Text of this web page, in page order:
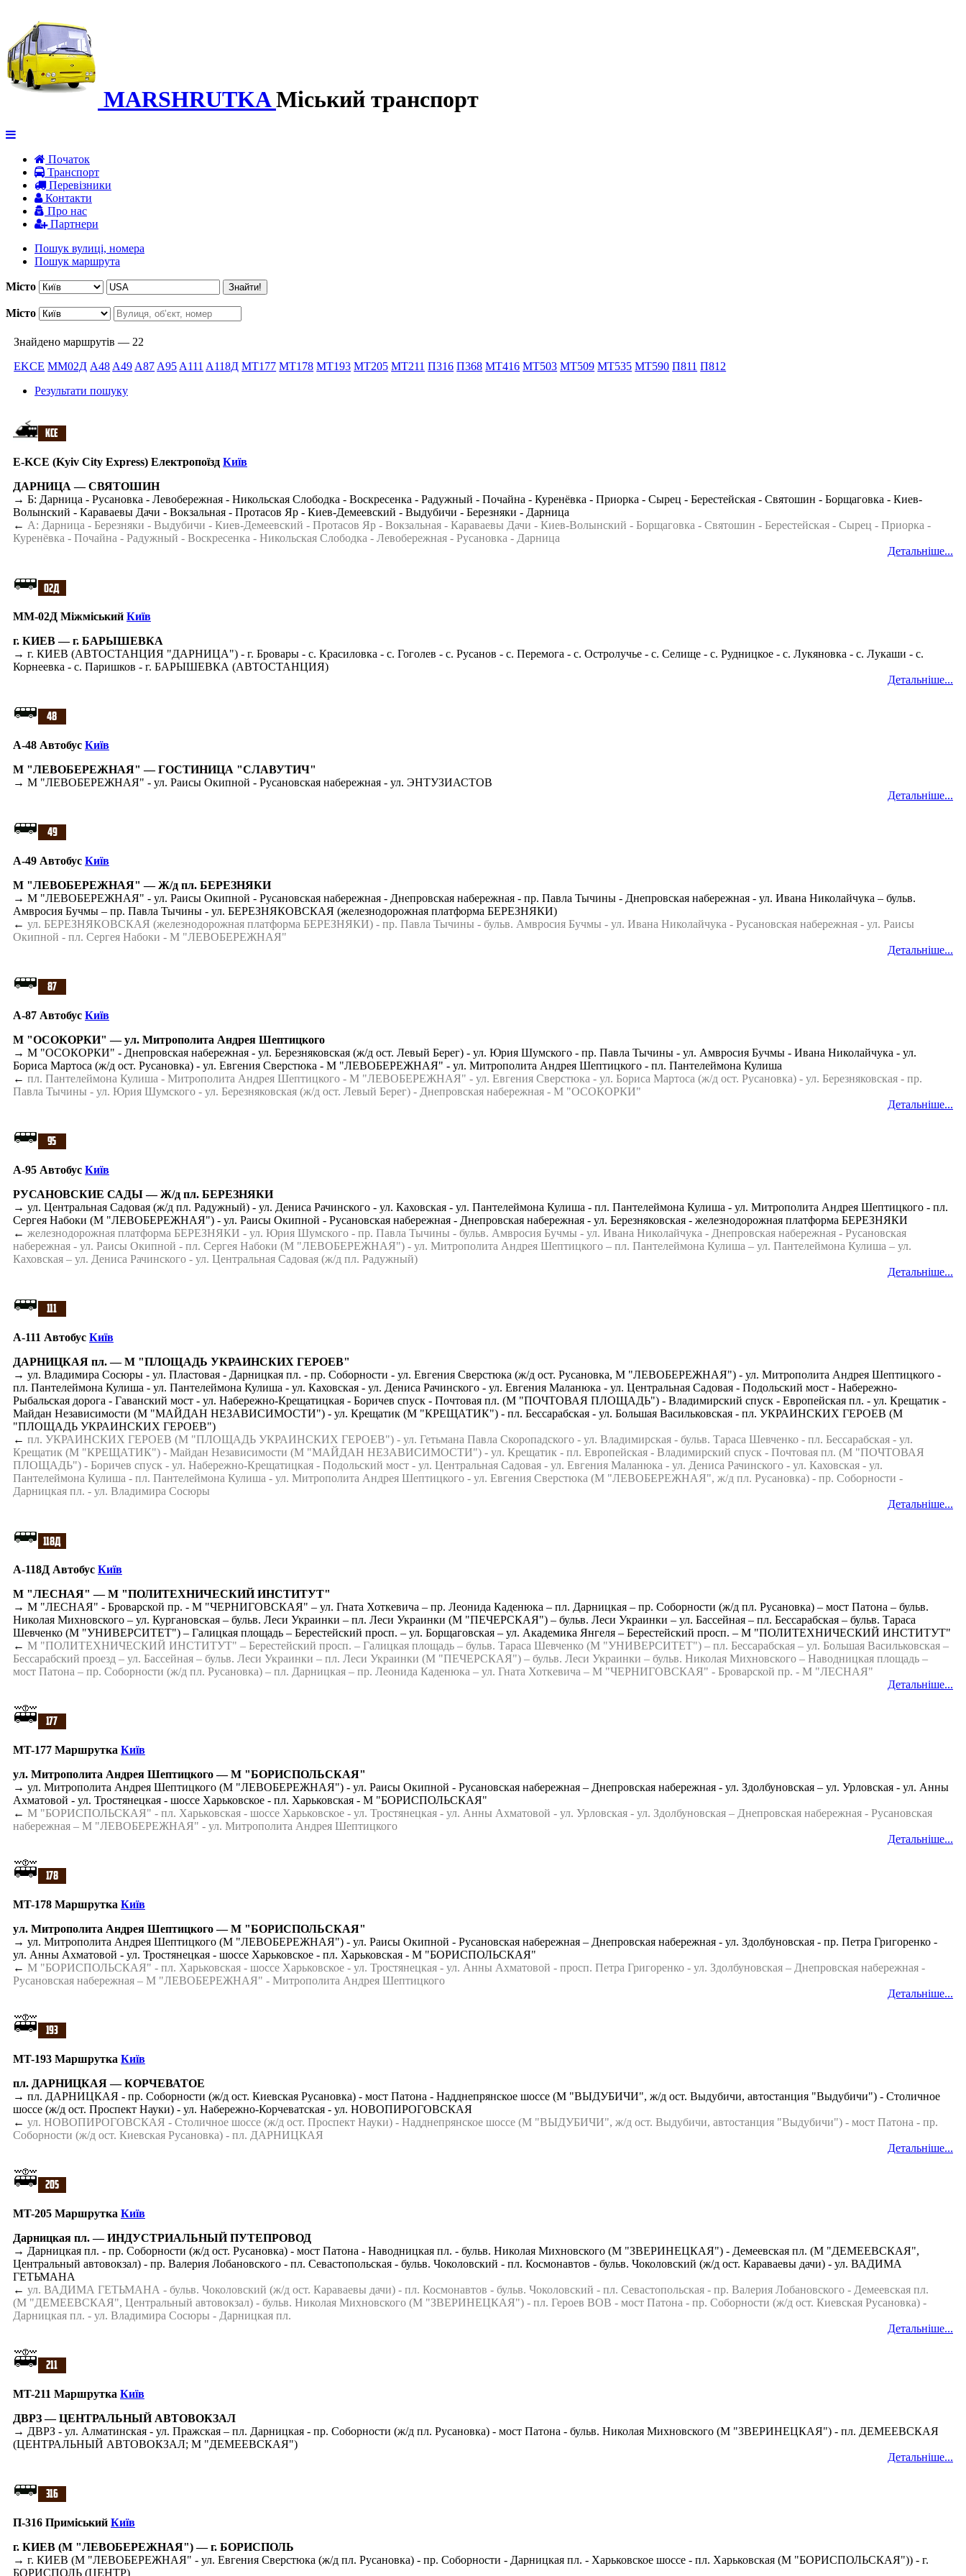
MARSHRUTKA Міський транспорт
Початок
Транспорт
Перевiзники
Контакти
Про нас
Партнери
Пошук вулиці, номера
Пошук маршрута
Місто Знайти!
Місто
Знайдено маршрутів — 22
ЕKCE ММ02Д A48 A49 A87 A95 A111 A118Д MT177 MT178 MT193 MT205 MT211 П316 П368 MT416 MT503 MT509 MT535 MT590 П811 П812
Результати пошуку
Е-KCE (Kyiv City Express) Електропоїзд Київ
ДАРНИЦА — СВЯТОШИН
→ Б: Дарница - Русановка - Левобережная - Никольская Слободка - Воскресенка - Радужный - Почайна - Куренёвка - Приорка - Сырец - Берестейская - Святошин - Борщаговка - Киев-
Волынский - Караваевы Дачи - Вокзальная - Протасов Яр - Киев-Демеевский - Выдубичи - Березняки - Дарница
← А: Дарница - Березняки - Выдубичи - Киев-Демеевский - Протасов Яр - Вокзальная - Караваевы Дачи - Киев-Волынский - Борщаговка - Святошин - Берестейская - Сырец - Приорка -
Куренёвка - Почайна - Радужный - Воскресенка - Никольская Слободка - Левобережная - Русановка - Дарница
Детальніше...
ММ-02Д Міжміський Київ
г. КИЕВ — г. БАРЫШЕВКА
→ г. КИЕВ (АВТОСТАНЦИЯ "ДАРНИЦА") - г. Бровары - с. Красиловка - с. Гоголев - с. Русанов - с. Перемога - с. Остролучье - с. Селище - с. Рудницкое - с. Лукяновка - с. Лукаши - с.
Корнеевка - с. Паришков - г. БАРЫШЕВКА (АВТОСТАНЦИЯ)
Детальніше...
A-48 Автобус Київ
М "ЛЕВОБЕРЕЖНАЯ" — ГОСТИНИЦА "СЛАВУТИЧ"
→ М "ЛЕВОБЕРЕЖНАЯ" - ул. Раисы Окипной - Русановская набережная - ул. ЭНТУЗИАСТОВ
Детальніше...
A-49 Автобус Київ
М "ЛЕВОБЕРЕЖНАЯ" — Ж/д пл. БЕРЕЗНЯКИ
→ М "ЛЕВОБЕРЕЖНАЯ" - ул. Раисы Окипной - Русановская набережная - Днепровская набережная - пр. Павла Тычины - Днепровская набережная - ул. Ивана Николайчука – бульв.
Амвросия Бучмы – пр. Павла Тычины - ул. БЕРЕЗНЯКОВСКАЯ (железнодорожная платформа БЕРЕЗНЯКИ)
← ул. БЕРЕЗНЯКОВСКАЯ (железнодорожная платформа БЕРЕЗНЯКИ) - пр. Павла Тычины - бульв. Амвросия Бучмы - ул. Ивана Николайчука - Русановская набережная - ул. Раисы
Окипной - пл. Сергея Набоки - М "ЛЕВОБЕРЕЖНАЯ"
Детальніше...
A-87 Автобус Київ
М "ОСОКОРКИ" — ул. Митрополита Андрея Шептицкого
→ М "ОСОКОРКИ" - Днепровская набережная - ул. Березняковская (ж/д ост. Левый Берег) - ул. Юрия Шумского - пр. Павла Тычины - ул. Амвросия Бучмы - Ивана Николайчука - ул.
Бориса Мартоса (ж/д ост. Русановка) - ул. Евгения Сверстюка - М "ЛЕВОБЕРЕЖНАЯ" - ул. Митрополита Андрея Шептицкого - пл. Пантелеймона Кулиша
← пл. Пантелеймона Кулиша - Митрополита Андрея Шептицкого - М "ЛЕВОБЕРЕЖНАЯ" - ул. Евгения Сверстюка - ул. Бориса Мартоса (ж/д ост. Русановка) - ул. Березняковская - пр.
Павла Тычины - ул. Юрия Шумского - ул. Березняковская (ж/д ост. Левый Берег) - Днепровская набережная - М "ОСОКОРКИ"
Детальніше...
A-95 Автобус Київ
РУСАНОВСКИЕ САДЫ — Ж/д пл. БЕРЕЗНЯКИ
→ ул. Центральная Садовая (ж/д пл. Радужный) - ул. Дениса Рачинского - ул. Каховская - ул. Пантелеймона Кулиша - пл. Пантелеймона Кулиша - ул. Митрополита Андрея Шептицкого - пл.
Сергея Набоки (М "ЛЕВОБЕРЕЖНАЯ") - ул. Раисы Окипной - Русановская набережная - Днепровская набережная - ул. Березняковская - железнодорожная платформа БЕРЕЗНЯКИ
← железнодорожная платформа БЕРЕЗНЯКИ - ул. Юрия Шумского - пр. Павла Тычины - бульв. Амвросия Бучмы - ул. Ивана Николайчука - Днепровская набережная - Русановская
набережная - ул. Раисы Окипной - пл. Сергея Набоки (М "ЛЕВОБЕРЕЖНАЯ") - ул. Митрополита Андрея Шептицкого – пл. Пантелеймона Кулиша – ул. Пантелеймона Кулиша – ул.
Каховская – ул. Дениса Рачинского - ул. Центральная Садовая (ж/д пл. Радужный)
Детальніше...
A-111 Автобус Київ
ДАРНИЦКАЯ пл. — М "ПЛОЩАДЬ УКРАИНСКИХ ГЕРОЕВ"
→ ул. Владимира Сосюры - ул. Пластовая - Дарницкая пл. - пр. Соборности - ул. Евгения Сверстюка (ж/д ост. Русановка, М "ЛЕВОБЕРЕЖНАЯ") - ул. Митрополита Андрея Шептицкого -
пл. Пантелеймона Кулиша - ул. Пантелеймона Кулиша - ул. Каховская - ул. Дениса Рачинского - ул. Евгения Маланюка - ул. Центральная Садовая - Подольский мост - Набережно-
Рыбальская дорога - Гаванский мост - ул. Набережно-Крещатицкая - Боричев спуск - Почтовая пл. (М "ПОЧТОВАЯ ПЛОЩАДЬ") - Владимирский спуск - Европейская пл. - ул. Крещатик -
Майдан Независимости (М "МАЙДАН НЕЗАВИСИМОСТИ") - ул. Крещатик (М "КРЕЩАТИК") - пл. Бессарабская - ул. Большая Васильковская - пл. УКРАИНСКИХ ГЕРОЕВ (М
"ПЛОЩАДЬ УКРАИНСКИХ ГЕРОЕВ")
← пл. УКРАИНСКИХ ГЕРОЕВ (М "ПЛОЩАДЬ УКРАИНСКИХ ГЕРОЕВ") - ул. Гетьмана Павла Скоропадского - ул. Владимирская - бульв. Тараса Шевченко - пл. Бессарабская - ул.
Крещатик (М "КРЕЩАТИК") - Майдан Независимости (М "МАЙДАН НЕЗАВИСИМОСТИ") - ул. Крещатик - пл. Европейская - Владимирский спуск - Почтовая пл. (М "ПОЧТОВАЯ
ПЛОЩАДЬ") - Боричев спуск - ул. Набережно-Крещатицкая - Подольский мост - ул. Центральная Садовая - ул. Евгения Маланюка - ул. Дениса Рачинского - ул. Каховская - ул.
Пантелеймона Кулиша - пл. Пантелеймона Кулиша - ул. Митрополита Андрея Шептицкого - ул. Евгения Сверстюка (М "ЛЕВОБЕРЕЖНАЯ", ж/д пл. Русановка) - пр. Соборности -
Дарницкая пл. - ул. Владимира Сосюры
Детальніше...
A-118Д Автобус Київ
М "ЛЕСНАЯ" — М "ПОЛИТЕХНИЧЕСКИЙ ИНСТИТУТ"
→ М "ЛЕСНАЯ" - Броварской пр. - М "ЧЕРНИГОВСКАЯ" – ул. Гната Хоткевича – пр. Леонида Каденюка – пл. Дарницкая – пр. Соборности (ж/д пл. Русановка) – мост Патона – бульв.
Николая Михновского – ул. Кургановская – бульв. Леси Украинки – пл. Леси Украинки (М "ПЕЧЕРСКАЯ") – бульв. Леси Украинки – ул. Бассейная – пл. Бессарабская – бульв. Тараса
Шевченко (М "УНИВЕРСИТЕТ") – Галицкая площадь – Берестейский просп. – ул. Борщаговская – ул. Академика Янгеля – Берестейский просп. – М "ПОЛИТЕХНИЧЕСКИЙ ИНСТИТУТ"
← М "ПОЛИТЕХНИЧЕСКИЙ ИНСТИТУТ" – Берестейский просп. – Галицкая площадь – бульв. Тараса Шевченко (М "УНИВЕРСИТЕТ") – пл. Бессарабская – ул. Большая Васильковская –
Бессарабский проезд – ул. Бассейная – бульв. Леси Украинки – пл. Леси Украинки (М "ПЕЧЕРСКАЯ") – бульв. Леси Украинки – бульв. Николая Михновского – Наводницкая площадь –
мост Патона – пр. Соборности (ж/д пл. Русановка) – пл. Дарницкая – пр. Леонида Каденюка – ул. Гната Хоткевича – М "ЧЕРНИГОВСКАЯ" - Броварской пр. - М "ЛЕСНАЯ"
Детальніше...
MT-177 Маршрутка Київ
ул. Митрополита Андрея Шептицкого — М "БОРИСПОЛЬСКАЯ"
→ ул. Митрополита Андрея Шептицкого (М "ЛЕВОБЕРЕЖНАЯ") - ул. Раисы Окипной - Русановская набережная – Днепровская набережная - ул. Здолбуновская – ул. Урловская - ул. Анны
Ахматовой - ул. Тростянецкая - шоссе Харьковское - пл. Харьковская - М "БОРИСПОЛЬСКАЯ"
← М "БОРИСПОЛЬСКАЯ" - пл. Харьковская - шоссе Харьковское - ул. Тростянецкая - ул. Анны Ахматовой - ул. Урловская - ул. Здолбуновская – Днепровская набережная - Русановская
набережная – М "ЛЕВОБЕРЕЖНАЯ" - ул. Митрополита Андрея Шептицкого
Детальніше...
MT-178 Маршрутка Київ
ул. Митрополита Андрея Шептицкого — М "БОРИСПОЛЬСКАЯ"
→ ул. Митрополита Андрея Шептицкого (М "ЛЕВОБЕРЕЖНАЯ") - ул. Раисы Окипной - Русановская набережная – Днепровская набережная - ул. Здолбуновская - пр. Петра Григоренко -
ул. Анны Ахматовой - ул. Тростянецкая - шоссе Харьковское - пл. Харьковская - М "БОРИСПОЛЬСКАЯ"
← М "БОРИСПОЛЬСКАЯ" - пл. Харьковская - шоссе Харьковское - ул. Тростянецкая - ул. Анны Ахматовой - просп. Петра Григоренко - ул. Здолбуновская – Днепровская набережная -
Русановская набережная – М "ЛЕВОБЕРЕЖНАЯ" - Митрополита Андрея Шептицкого
Детальніше...
MT-193 Маршрутка Київ
пл. ДАРНИЦКАЯ — КОРЧЕВАТОЕ
→ пл. ДАРНИЦКАЯ - пр. Соборности (ж/д ост. Киевская Русановка) - мост Патона - Надднепрянское шоссе (М "ВЫДУБИЧИ", ж/д ост. Выдубичи, автостанция "Выдубичи") - Столичное
шоссе (ж/д ост. Проспект Науки) - ул. Набережно-Корчеватская - ул. НОВОПИРОГОВСКАЯ
← ул. НОВОПИРОГОВСКАЯ - Столичное шоссе (ж/д ост. Проспект Науки) - Надднепрянское шоссе (М "ВЫДУБИЧИ", ж/д ост. Выдубичи, автостанция "Выдубичи") - мост Патона - пр.
Соборности (ж/д ост. Киевская Русановка) - пл. ДАРНИЦКАЯ
Детальніше...
MT-205 Маршрутка Київ
Дарницкая пл. — ИНДУСТРИАЛЬНЫЙ ПУТЕПРОВОД
→ Дарницкая пл. - пр. Соборности (ж/д ост. Русановка) - мост Патона - Наводницкая пл. - бульв. Николая Михновского (М "ЗВЕРИНЕЦКАЯ") - Демеевская пл. (М "ДЕМЕЕВСКАЯ",
Центральный автовокзал) - пр. Валерия Лобановского - пл. Севастопольская - бульв. Чоколовский - пл. Космонавтов - бульв. Чоколовский (ж/д ост. Караваевы дачи) - ул. ВАДИМА
ГЕТЬМАНА
← ул. ВАДИМА ГЕТЬМАНА - бульв. Чоколовский (ж/д ост. Караваевы дачи) - пл. Космонавтов - бульв. Чоколовский - пл. Севастопольская - пр. Валерия Лобановского - Демеевская пл.
(М "ДЕМЕЕВСКАЯ", Центральный автовокзал) - бульв. Николая Михновского (М "ЗВЕРИНЕЦКАЯ") - пл. Героев ВОВ - мост Патона - пр. Соборности (ж/д ост. Киевская Русановка) -
Дарницкая пл. - ул. Владимира Сосюры - Дарницкая пл.
Детальніше...
MT-211 Маршрутка Київ
ДВРЗ — ЦЕНТРАЛЬНЫЙ АВТОВОКЗАЛ
→ ДВРЗ - ул. Алматинская - ул. Пражская – пл. Дарницкая - пр. Соборности (ж/д пл. Русановка) - мост Патона - бульв. Николая Михновского (М "ЗВЕРИНЕЦКАЯ") - пл. ДЕМЕЕВСКАЯ
(ЦЕНТРАЛЬНЫЙ АВТОВОКЗАЛ; М "ДЕМЕЕВСКАЯ")
Детальніше...
П-316 Приміський Київ
г. КИЕВ (М "ЛЕВОБЕРЕЖНАЯ") — г. БОРИСПОЛЬ
→ г. КИЕВ (М "ЛЕВОБЕРЕЖНАЯ" - ул. Евгения Сверстюка (ж/д пл. Русановка) - пр. Соборности - Дарницкая пл. - Харьковское шоссе - пл. Харьковская (М "БОРИСПОЛЬСКАЯ")) - г.
БОРИСПОЛЬ (ЦЕНТР)